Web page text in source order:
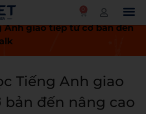
0
học
Giao tiếp
Anh giao tiếp từ cơ bản đến
Tiếng Anh giao
đến nâng cao